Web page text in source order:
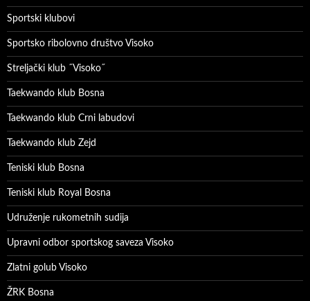
Sportski klubovi
Sportsko ribolovno društvo Visoko
Streljački klub ˝Visoko˝
Taekwando klub Bosna
Taekwando klub Crni labudovi
Taekwando klub Zejd
Teniski klub Bosna
Teniski klub Royal Bosna
Udruženje rukometnih sudija
Upravni odbor sportskog saveza Visoko
Zlatni golub Visoko
ŽRK Bosna